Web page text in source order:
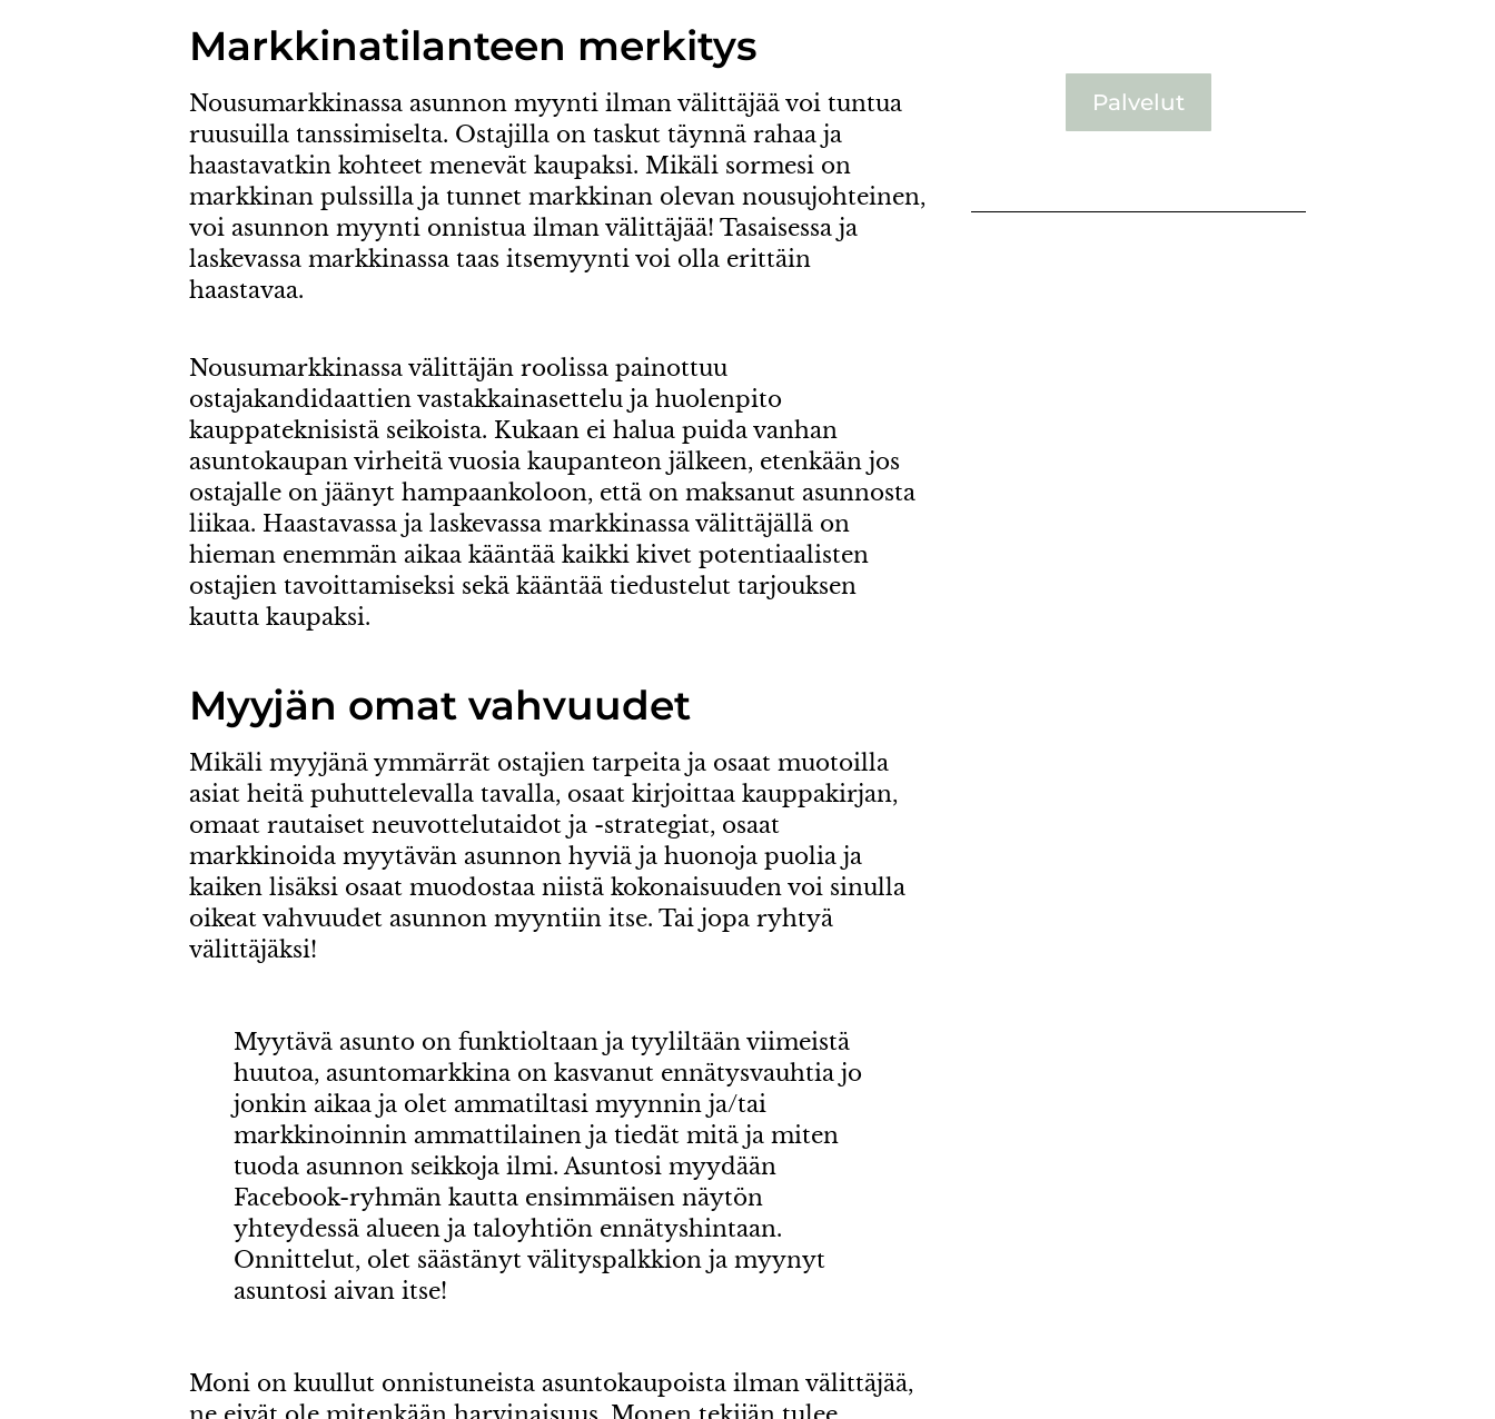
Markkinatilanteen merkitys
Nousumarkkinassa asunnon myynti ilman välittäjää voi tuntua
ruusuilla tanssimiselta. Ostajilla on taskut täynnä rahaa ja
haastavatkin kohteet menevät kaupaksi. Mikäli sormesi on
markkinan pulssilla ja tunnet markkinan olevan nousujohteinen,
voi asunnon myynti onnistua ilman välittäjää! Tasaisessa ja
laskevassa markkinassa taas itsemyynti voi olla erittäin
haastavaa.
Nousumarkkinassa välittäjän roolissa painottuu
ostajakandidaattien vastakkainasettelu ja huolenpito
kauppateknisistä seikoista. Kukaan ei halua puida vanhan
asuntokaupan virheitä vuosia kaupanteon jälkeen, etenkään jos
ostajalle on jäänyt hampaankoloon, että on maksanut asunnosta
liikaa. Haastavassa ja laskevassa markkinassa välittäjällä on
hieman enemmän aikaa kääntää kaikki kivet potentiaalisten
ostajien tavoittamiseksi sekä kääntää tiedustelut tarjouksen
kautta kaupaksi.
Myyjän omat vahvuudet
Mikäli myyjänä ymmärrät ostajien tarpeita ja osaat muotoilla
asiat heitä puhuttelevalla tavalla, osaat kirjoittaa kauppakirjan,
omaat rautaiset neuvottelutaidot ja -strategiat, osaat
markkinoida myytävän asunnon hyviä ja huonoja puolia ja
kaiken lisäksi osaat muodostaa niistä kokonaisuuden voi sinulla
oikeat vahvuudet asunnon myyntiin itse. Tai jopa ryhtyä
välittäjäksi!
Myytävä asunto on funktioltaan ja tyyliltään viimeistä
huutoa, asuntomarkkina on kasvanut ennätysvauhtia jo
jonkin aikaa ja olet ammatiltasi myynnin ja/tai
markkinoinnin ammattilainen ja tiedät mitä ja miten
tuoda asunnon seikkoja ilmi. Asuntosi myydään
Facebook-ryhmän kautta ensimmäisen näytön
yhteydessä alueen ja taloyhtiön ennätyshintaan.
Onnittelut, olet säästänyt välityspalkkion ja myynyt
asuntosi aivan itse!
Moni on kuullut onnistuneista asuntokaupoista ilman välittäjää,
Palvelut